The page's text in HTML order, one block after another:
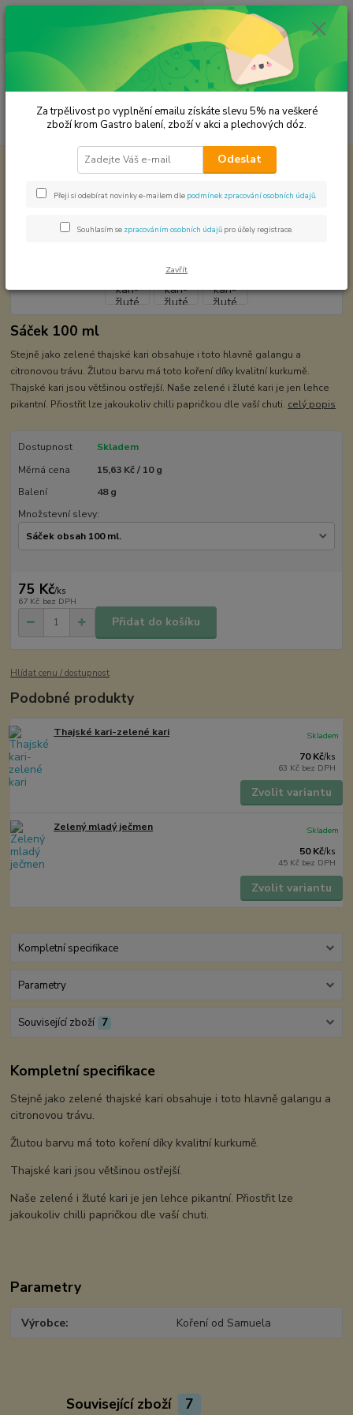
Menu
Hledat
ks
za 0,00 Kč
Koření od Samuela podle způsobu použití Thajské kari-žluté kari
Thajské kari-žluté kari
Sáček 100 ml
Stejně jako zelené thajské kari obsahuje i toto hlavně galangu a
citronovou trávu. Žlutou barvu má toto koření díky kvalitní kurkumě.
Thajské kari jsou většinou ostřejší. Naše zelené i žluté kari je jen lehce
pikantní. Přiostřit lze jakoukoliv chilli papričkou dle vaší chuti. celý popis
Dostupnost
Skladem
Měrná cena
15,63 Kč / 10 g
Balení
48 g
Množstevní slevy:
75 Kč/ks
67 Kč bez DPH
Přidat do košíku
Hlídat cenu / dostupnost
Podobné produkty
Thajské kari-zelené kari
70 Kč/ks
63 Kč bez DPH
Skladem
Zvolit variantu
Zelený mladý ječmen
50 Kč/ks
45 Kč bez DPH
Skladem
Zvolit variantu
Kompletní specifikace
Parametry
Související zboží 7
Kompletní specifikace
Stejně jako zelené thajské kari obsahuje i toto hlavně galangu a
citronovou trávu.
Žlutou barvu má toto koření díky kvalitní kurkumě.
Thajské kari jsou většinou ostřejší.
Naše zelené i žluté kari je jen lehce pikantní. Přiostřit lze
jakoukoliv chilli papričkou dle vaší chuti.
Parametry
Výrobce Koření od Samuela
Související zboží 7
Za trpělivost po vyplnění emailu získáte slevu 5% na veškeré
zboží krom Gastro balení, zboží v akci a plechových dóz.
Odeslat
Přeji si odebírat novinky e-mailem dle podmínek zpracování osobních údajů
Souhlasím se zpracováním osobních údajů pro účely registrace.
Zavřít